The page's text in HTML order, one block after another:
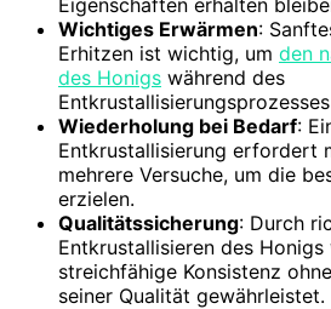
Wichtiges Erwärmen:
Erhitzen ist wichtig, um den
des Honigs während des
Wiederholung bei Bedarf:
Entkrustallisierung erfordert
mehrere Versuche, um die
erzielen.
Qualitätssicherung: Durch
Entkrustallisieren des
streichfähige Konsistenz
seiner Qualität gewährleistet.